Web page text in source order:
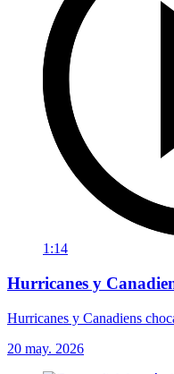
1:14
Hurricanes y
Hurricanes y Canadiens
20 may. 2026